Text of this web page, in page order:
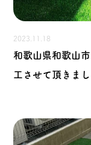
2023.11.18
和歌山県和歌山
工させて頂きまし